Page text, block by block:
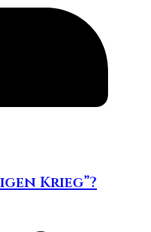
Krieg”?